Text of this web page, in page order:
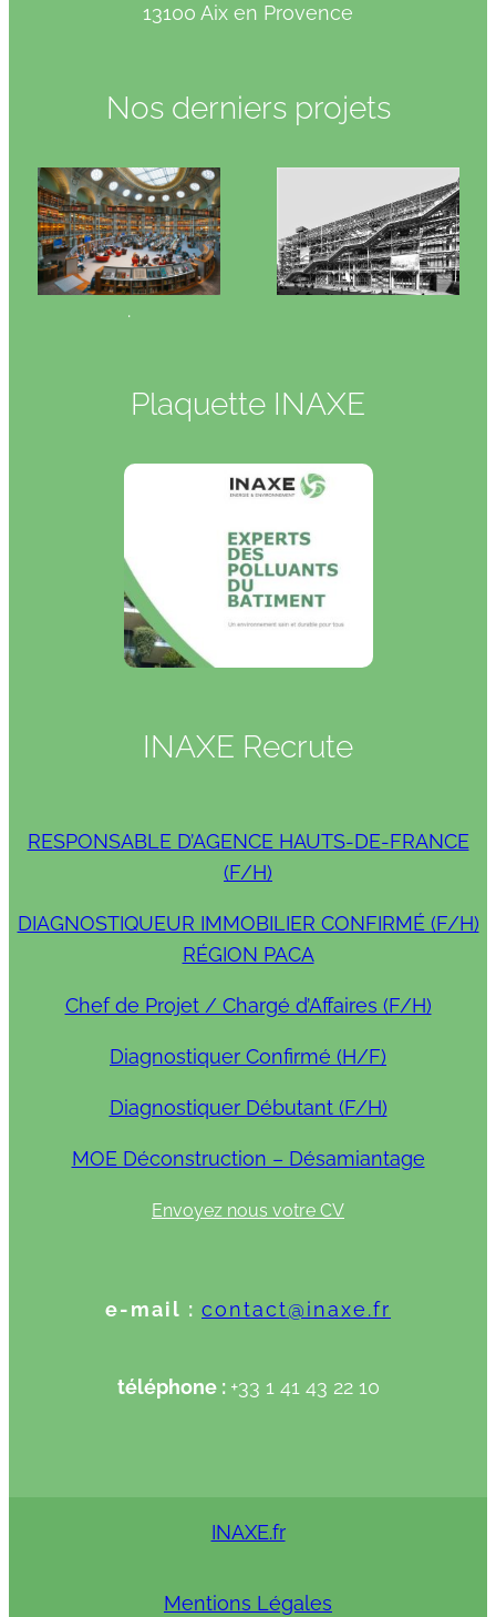
13100 Aix en Provence
Nos derniers projets
.
Plaquette INAXE
INAXE Recrute
RESPONSABLE D’AGENCE HAUTS-DE-FRANCE
(F/H)
DIAGNOSTIQUEUR IMMOBILIER CONFIRMÉ (F/H)
RÉGION PACA
Chef de Projet / Chargé d’Affaires (F/H)
Diagnostiquer Confirmé (H/F)
Diagnostiquer Débutant (F/H)
MOE Déconstruction – Désamiantage
Envoyez nous votre CV
e-mail : contact@inaxe.fr
téléphone : +33 1 41 43 22 10
INAXE.fr
Mentions Légales